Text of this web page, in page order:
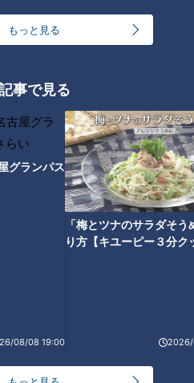
もっと見る
事で見る
グランパス
08/08 19:00
「梅とツナのサラダそう
り方【キユーピー３分ク
2026/